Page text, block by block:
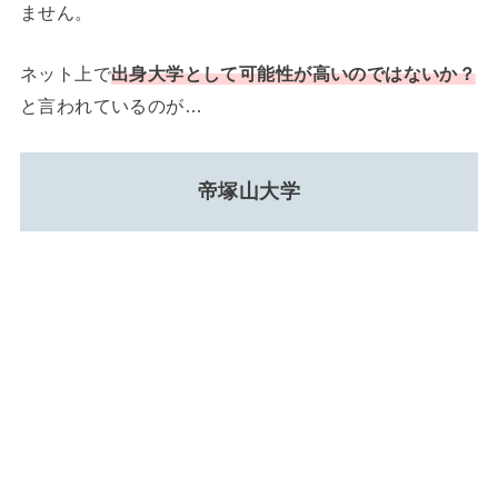
ません。
ネット上で出身大学として可能性が高いのではないか？
と言われているのが…
帝塚山大学